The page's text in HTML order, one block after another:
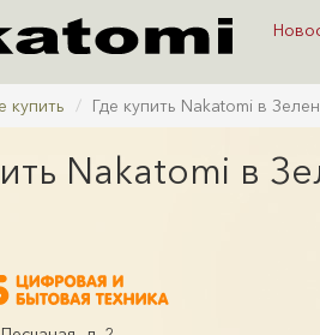
купить Где купить Nakatomi в
Nakatomi в